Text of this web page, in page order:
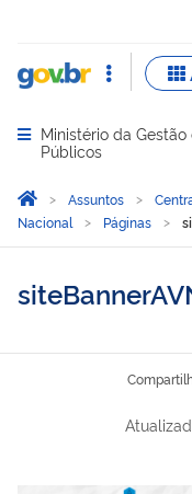
Abrir menu
Ministério da
Públicos
Você está aqui:
Página Inicial
Assuntos
Nacional
Páginas